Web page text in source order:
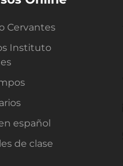
Cervantes
Instituto
español
de clase